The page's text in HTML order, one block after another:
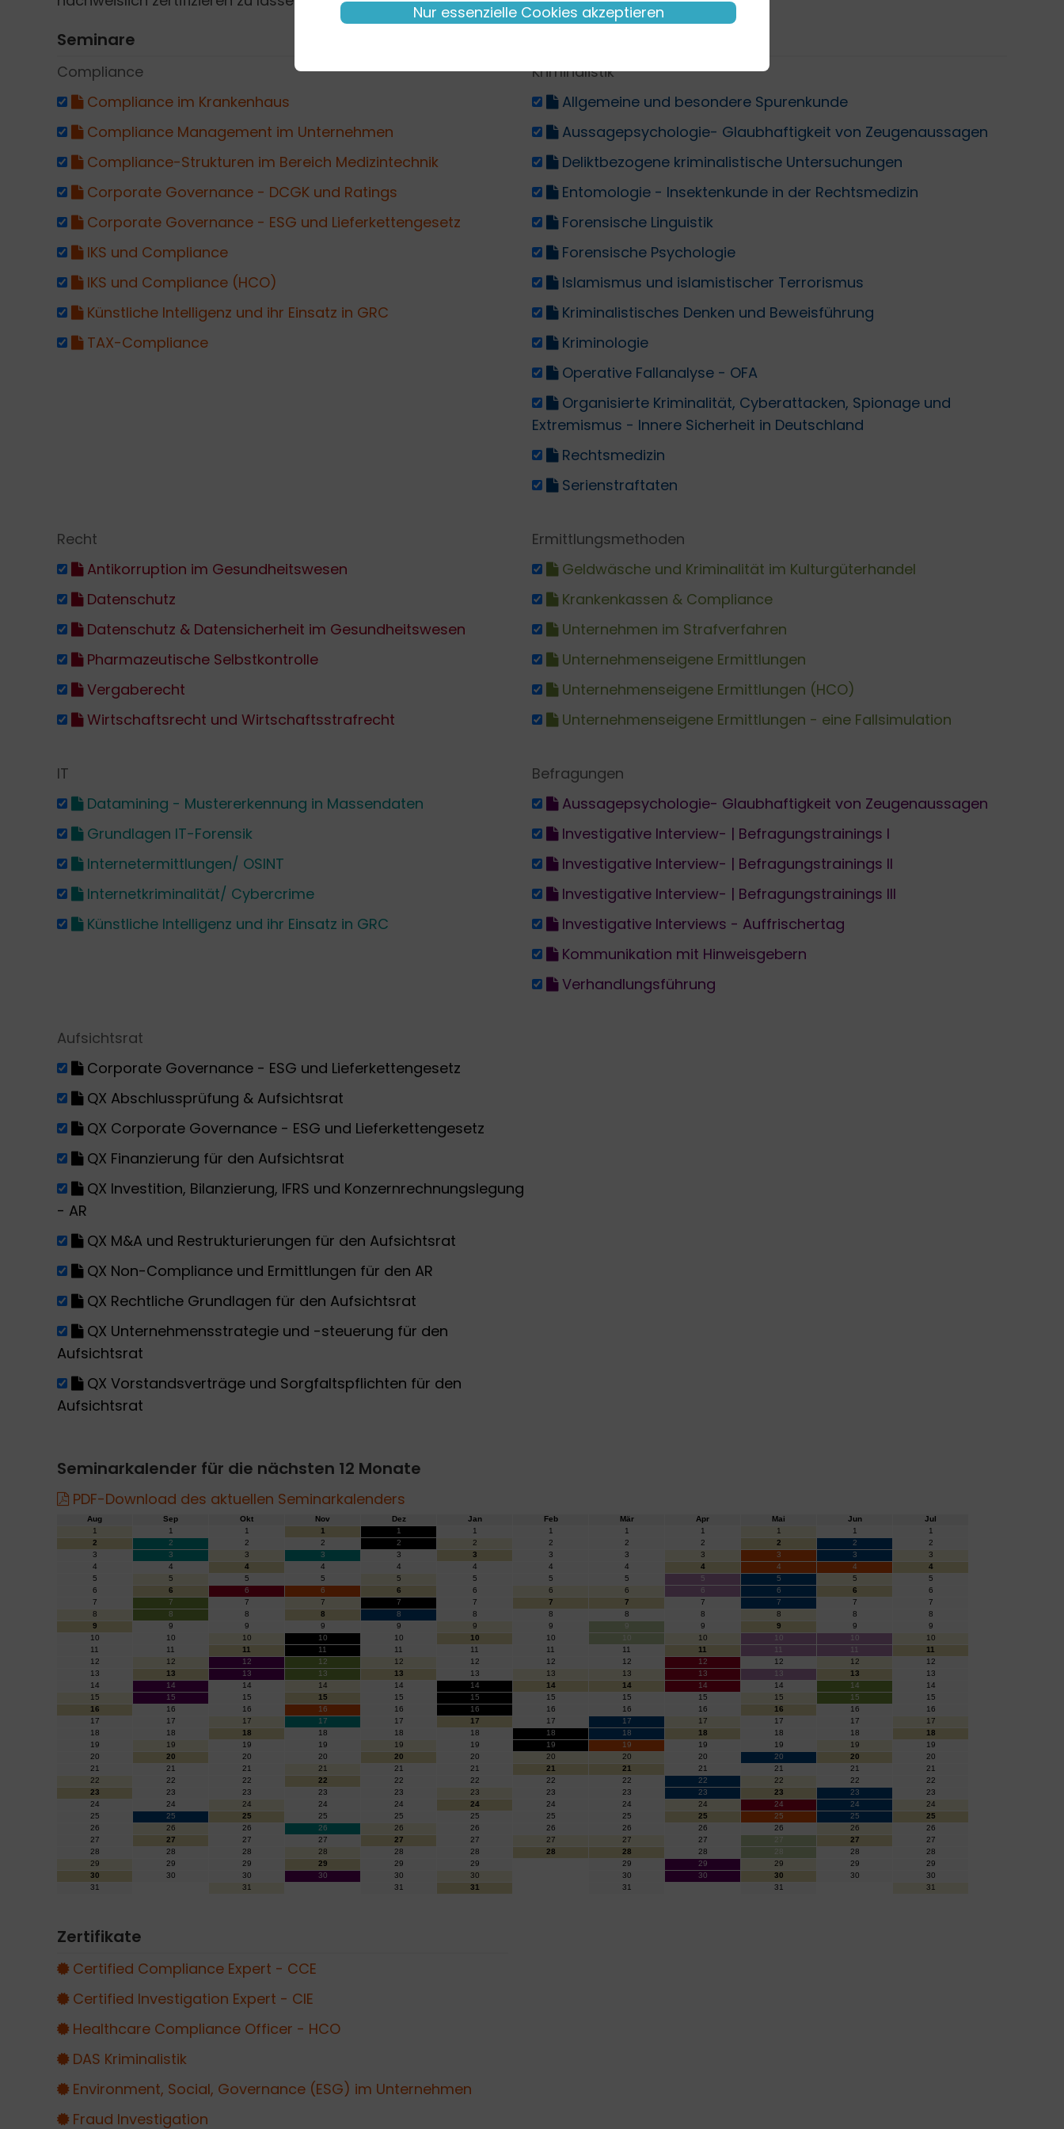
Seminare
Compliance
Compliance im Krankenhaus
Compliance Management im Unternehmen
Compliance-Strukturen im Bereich Medizintechnik
Corporate Governance - DCGK und Ratings
Corporate Governance - ESG und Lieferkettengesetz
IKS und Compliance
IKS und Compliance (HCO)
Künstliche Intelligenz und ihr Einsatz in GRC
TAX-Compliance
Kriminalistik
Allgemeine und besondere Spurenkunde
Aussagepsychologie- Glaubhaftigkeit von Zeugenaussagen
Deliktbezogene kriminalistische Untersuchungen
Entomologie - Insektenkunde in der Rechtsmedizin
Forensische Linguistik
Forensische Psychologie
Islamismus und islamistischer Terrorismus
Kriminalistisches Denken und Beweisführung
Kriminologie
Operative Fallanalyse - OFA
Organisierte Kriminalität, Cyberattacken, Spionage und
Extremismus - Innere Sicherheit in Deutschland
Rechtsmedizin
Serienstraftaten
Recht
Antikorruption im Gesundheitswesen
Datenschutz
Datenschutz & Datensicherheit im Gesundheitswesen
Pharmazeutische Selbstkontrolle
Vergaberecht
Wirtschaftsrecht und Wirtschaftsstrafrecht
Ermittlungsmethoden
Geldwäsche und Kriminalität im Kulturgüterhandel
Krankenkassen & Compliance
Unternehmen im Strafverfahren
Unternehmenseigene Ermittlungen
Unternehmenseigene Ermittlungen (HCO)
Unternehmenseigene Ermittlungen - eine Fallsimulation
IT
Datamining - Mustererkennung in Massendaten
Grundlagen IT-Forensik
Internetermittlungen/ OSINT
Internetkriminalität/ Cybercrime
Künstliche Intelligenz und ihr Einsatz in GRC
Befragungen
Aussagepsychologie- Glaubhaftigkeit von Zeugenaussagen
Investigative Interview- | Befragungstrainings I
Investigative Interview- | Befragungstrainings II
Investigative Interview- | Befragungstrainings III
Investigative Interviews - Auffrischertag
Kommunikation mit Hinweisgebern
Verhandlungsführung
Aufsichtsrat
Corporate Governance - ESG und Lieferkettengesetz
QX Abschlussprüfung & Aufsichtsrat
QX Corporate Governance - ESG und Lieferkettengesetz
QX Finanzierung für den Aufsichtsrat
QX Investition, Bilanzierung, IFRS und Konzernrechnungslegung
- AR
QX M&A und Restrukturierungen für den Aufsichtsrat
QX Non-Compliance und Ermittlungen für den AR
QX Rechtliche Grundlagen für den Aufsichtsrat
QX Unternehmensstrategie und -steuerung für den
Aufsichtsrat
QX Vorstandsverträge und Sorgfaltspflichten für den
Aufsichtsrat
Seminarkalender für die nächsten 12 Monate
PDF-Download des aktuellen Seminarkalenders
Zertifikate
Certified Compliance Expert - CCE
Certified Investigation Expert - CIE
Healthcare Compliance Officer - HCO
DAS Kriminalistik
Environment, Social, Governance (ESG) im Unternehmen
Fraud Investigation
Nur essenzielle Cookies akzeptieren